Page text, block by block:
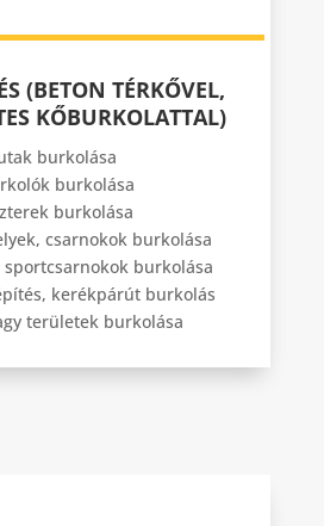
(BETON TÉRKŐVEL,
KŐBURKOLATTAL)
burkolása
burkolása
burkolása
csarnokok burkolása
burkolása
kerékpárút burkolás
területek burkolása